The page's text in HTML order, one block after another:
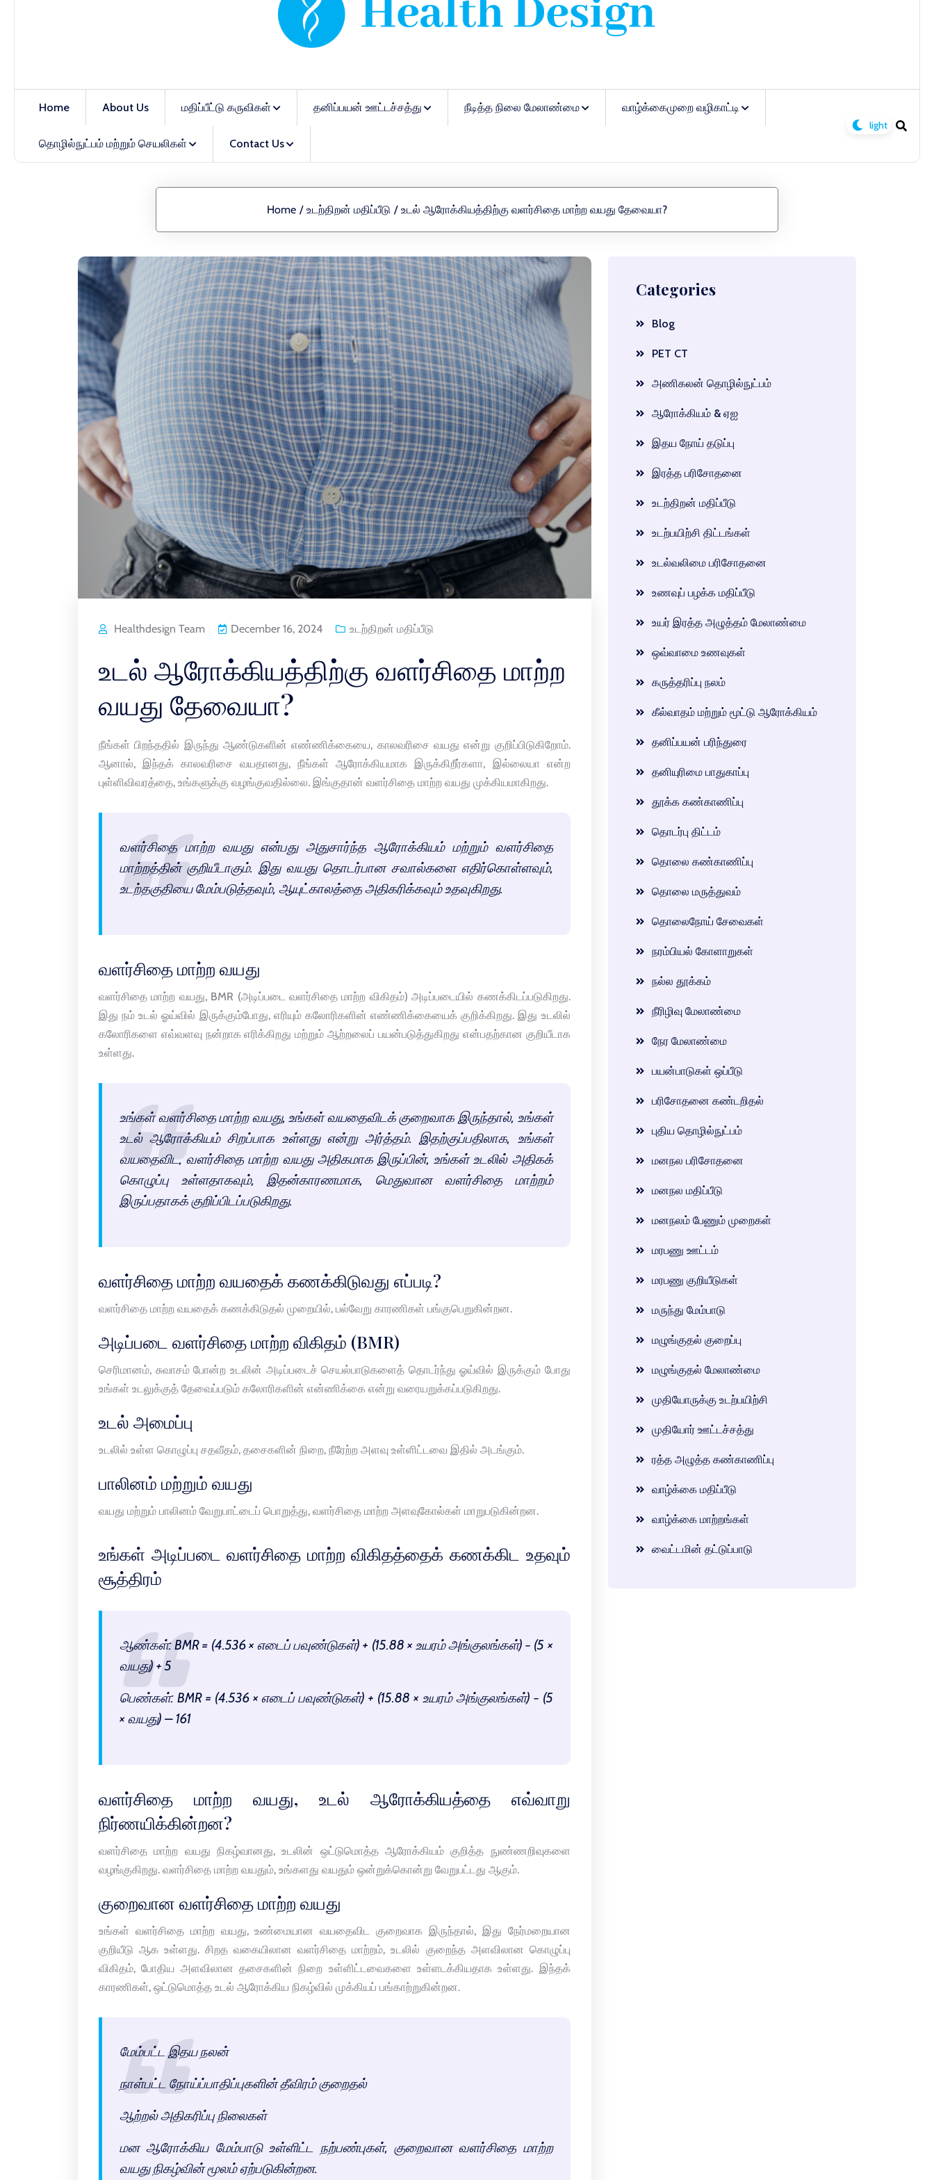
Home About Us மதிப்பீட்டு கருவிகள் தனிப்பயன் ஊட்டச்சத்து நீடித்த நிலை மேலாண்மை வாழ்க்கைமுறை வழிகாட்டி
தொழில்நுட்பம் மற்றும் செயலிகள் Contact Us
Home / உடற்திறன் மதிப்பீடு / உடல் ஆரோக்கியத்திற்கு வளர்சிதை மாற்ற வயது தேவையா?
Healthdesign Team December 16, 2024 உடற்திறன் மதிப்பீடு
உடல் ஆரோக்கியத்திற்கு வளர்சிதை மாற்ற
வயது தேவையா?
நீங்கள் பிறந்ததில் இருந்து ஆண்டுகளின் எண்ணிக்கையை, காலவரிசை வயது என்று குறிப்பிடுகிறோம்.
ஆனால், இந்தக் காலவரிசை வயதானது, நீங்கள் ஆரோக்கியமாக இருக்கிறீர்களா, இல்லையா என்ற
புள்ளிவிவரத்தை, உங்களுக்கு வழங்குவதில்லை. இங்குதான் வளர்சிதை மாற்ற வயது முக்கியமாகிறது.
வளர்சிதை மாற்ற வயது என்பது அதுசார்ந்த ஆரோக்கியம் மற்றும் வளர்சிதை
மாற்றத்தின் குறியீடாகும். இது வயது தொடர்பான சவால்களை எதிர்கொள்ளவும்,
உடற்தகுதியை மேம்படுத்தவும், ஆயுட்காலத்தை அதிகரிக்கவும் உதவுகிறது.
வளர்சிதை மாற்ற வயது
வளர்சிதை மாற்ற வயது, BMR (அடிப்படை வளர்சிதை மாற்ற விகிதம்) அடிப்படையில் கணக்கிடப்படுகிறது.
இது நம் உடல் ஓய்வில் இருக்கும்போது, எரியும் கலோரிகளின் எண்ணிக்கையைக் குறிக்கிறது. இது உடலில்
கலோரிகளை எவ்வளவு நன்றாக எரிக்கிறது மற்றும் ஆற்றலைப் பயன்படுத்துகிறது என்பதற்கான குறியீடாக
உள்ளது.
உங்கள் வளர்சிதை மாற்ற வயது, உங்கள் வயதைவிடக் குறைவாக இருந்தால், உங்கள்
உடல் ஆரோக்கியம் சிறப்பாக உள்ளது என்று அர்த்தம். இதற்குப்பதிலாக, உங்கள்
வயதைவிட, வளர்சிதை மாற்ற வயது அதிகமாக இருப்பின், உங்கள் உடலில் அதிகக்
கொழுப்பு உள்ளதாகவும், இதன்காரணமாக, மெதுவான வளர்சிதை மாற்றம்
இருப்பதாகக் குறிப்பிடப்படுகிறது.
வளர்சிதை மாற்ற வயதைக் கணக்கிடுவது எப்படி?
வளர்சிதை மாற்ற வயதைக் கணக்கிடுதல் முறையில், பல்வேறு காரணிகள் பங்குபெறுகின்றன.
அடிப்படை வளர்சிதை மாற்ற விகிதம் (BMR)
செரிமானம், சுவாசம் போன்ற உடலின் அடிப்படைச் செயல்பாடுகளைத் தொடர்ந்து ஓய்வில் இருக்கும் போது
உங்கள் உடலுக்குத் தேவைப்படும் கலோரிகளின் என்ணிக்கை என்று வரையறுக்கப்படுகிறது.
உடல் அமைப்பு
உடலில் உள்ள கொழுப்பு சதவீதம், தசைகளின் நிறை, நீரேற்ற அளவு உள்ளிட்டவை இதில் அடங்கும்.
பாலினம் மற்றும் வயது
வயது மற்றும் பாலினம் வேறுபாட்டைப் பொறுத்து, வளர்சிதை மாற்ற அளவுகோல்கள் மாறுபடுகின்றன.
உங்கள் அடிப்படை வளர்சிதை மாற்ற விகிதத்தைக் கணக்கிட உதவும்
சூத்திரம்
ஆண்கள்: BMR = (4.536 × எடைப் பவுண்டுகள்) + (15.88 × உயரம் அங்குலங்கள்) − (5 ×
வயது) + 5
பெண்கள்: BMR = (4.536 × எடைப் பவுண்டுகள்) + (15.88 × உயரம் அங்குலங்கள்) − (5
× வயது) – 161
வளர்சிதை மாற்ற வயது, உடல் ஆரோக்கியத்தை எவ்வாறு
நிர்ணயிக்கின்றன?
வளர்சிதை மாற்ற வயது நிகழ்வானது, உடலின் ஒட்டுமொத்த ஆரோக்கியம் குறித்த நுண்ணறிவுகளை
வழங்குகிறது. வளர்சிதை மாற்ற வயதும், உங்களது வயதும் ஒன்றுக்கொன்று வேறுபட்டது ஆகும்.
குறைவான வளர்சிதை மாற்ற வயது
உங்கள் வளர்சிதை மாற்ற வயது, உண்மையான வயதைவிட குறைவாக இருந்தால், இது நேர்மறையான
குறியீடு ஆக உள்ளது. சிறத வகையிலான வளர்சிதை மாற்றம், உடலில் குறைந்த அளவிலான கொழுப்பு
விகிதம், போதிய அளவிலான தசைகளின் நிறை உள்ளிட்டவைகளை உள்ளடக்கியதாக உள்ளது. இந்தக்
காரணிகள், ஒட்டுமொத்த உடல் ஆரோக்கிய நிகழ்வில் முக்கியப் பங்காற்றுகின்றன.
மேம்பட்ட இதய நலன்
நாள்பட்ட நோய்ப்பாதிப்புகளின் தீவிரம் குறைதல்
ஆற்றல் அதிகரிப்பு நிலைகள்
மன ஆரோக்கிய மேம்பாடு உள்ளிட்ட நற்பண்புகள், குறைவான வளர்சிதை மாற்ற
வயது நிகழ்வின் மூலம் ஏற்படுகின்றன.
Categories
Blog
PET CT
அணிகலன் தொழில்நுட்பம்
ஆரோக்கியம் & ஏஐ
இதய நோய் தடுப்பு
இரத்த பரிசோதனை
உடற்திறன் மதிப்பீடு
உடற்பயிற்சி திட்டங்கள்
உடல்வலிமை பரிசோதனை
உணவுப் பழக்க மதிப்பீடு
உயர் இரத்த அழுத்தம் மேலாண்மை
ஒவ்வாமை உணவுகள்
கருத்தரிப்பு நலம்
கீல்வாதம் மற்றும் மூட்டு ஆரோக்கியம்
தனிப்பயன் பரிந்துரை
தனியுரிமை பாதுகாப்பு
தூக்க கண்காணிப்பு
தொடர்பு திட்டம்
தொலை கண்காணிப்பு
தொலை மருத்துவம்
தொலைநோய் சேவைகள்
நரம்பியல் கோளாறுகள்
நல்ல தூக்கம்
நீரிழிவு மேலாண்மை
நேர மேலாண்மை
பயன்பாடுகள் ஒப்பீடு
பரிசோதனை கண்டறிதல்
புதிய தொழில்நுட்பம்
மனநல பரிசோதனை
மனநல மதிப்பீடு
மனநலம் பேணும் முறைகள்
மரபணு ஊட்டம்
மரபணு குறியீடுகள்
மருந்து மேம்பாடு
மழுங்குதல் குறைப்பு
மழுங்குதல் மேலாண்மை
முதியோருக்கு உடற்பயிற்சி
முதியோர் ஊட்டச்சத்து
ரத்த அழுத்த கண்காணிப்பு
வாழ்க்கை மதிப்பீடு
வாழ்க்கை மாற்றங்கள்
வைட்டமின் தட்டுப்பாடு